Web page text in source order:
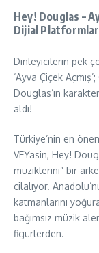
Hey! Douglas –
Dijial
Dinleyicilerin pek
‘Ayva Çiçek
Douglas’ın
aldı!
Türkiye’nin en
VEYasin, Hey!
müziklerini” bir
cilalıyor.
katmanlarını
bağımsız müzik
figürlerden.